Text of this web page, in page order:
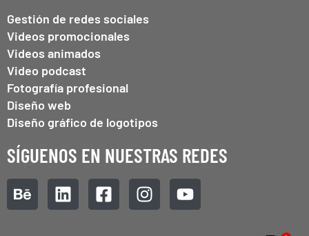
Gestión de redes sociales
Videos promocionales
Videos animados
Video podcast
Fotografía profesional
Diseño web
Diseño gráfico de logotipos
SÍGUENOS EN NUESTRAS REDES